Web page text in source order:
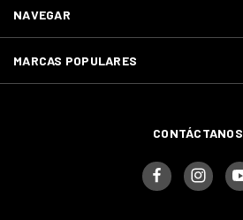
NAVEGAR
MARCAS POPULARES
CONTÁCTANOS